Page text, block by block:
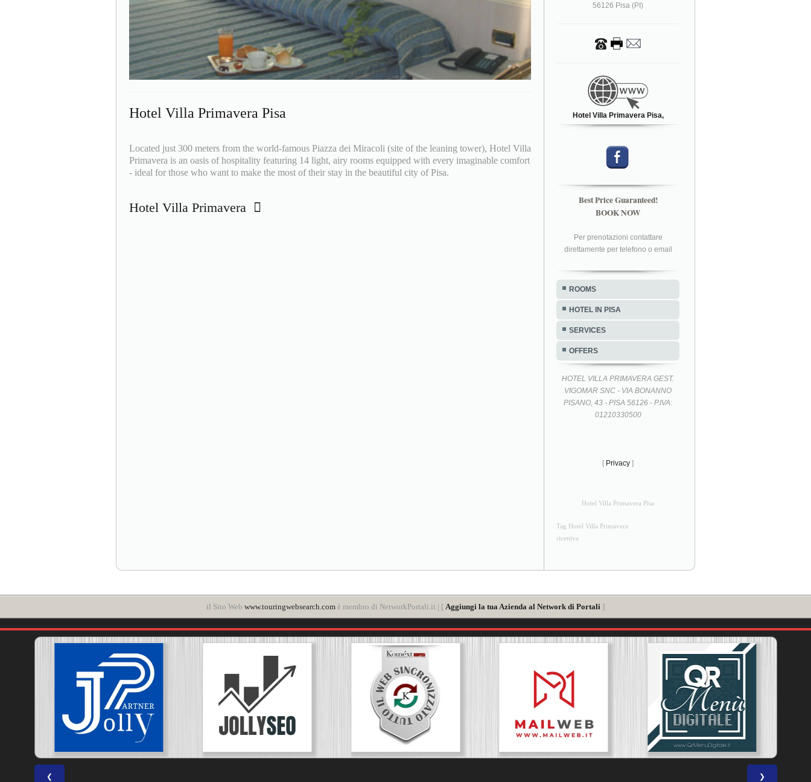
Hotel Villa Primavera Pisa
Located just 300 meters from the world-famous Piazza dei Miracoli (site of the leaning tower), Hotel Villa
Primavera is an oasis of hospitality featuring 14 light, airy rooms equipped with every imaginable comfort
- ideal for those who want to make the most of their stay in the beautiful city of Pisa.
Hotel Villa Primavera
56126 Pisa (PI)
Hotel Villa Primavera Pisa,
Best Price Guaranteed!
BOOK NOW
Per prenotazioni contattare
direttamente per telefono o email
ROOMS
HOTEL IN PISA
SERVICES
OFFERS
HOTEL VILLA PRIMAVERA GEST.
VIGOMAR SNC - VIA BONANNO
PISANO, 43 - PISA 56126 - P.IVA:
01210330500
[ Privacy ]
Hotel Villa Primavera Pisa
Tag Hotel Villa Primavera
ricettiva
il Sito Web www.touringwebsearch.com è membro di NetworkPortali.it | [ Aggiungi la tua Azienda al Network di Portali ]
❮ ❯